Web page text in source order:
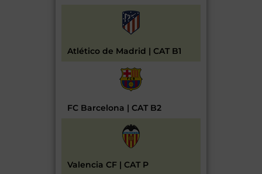
Atlético de Madrid | CAT B1
FC Barcelona | CAT B2
Valencia CF | CAT P